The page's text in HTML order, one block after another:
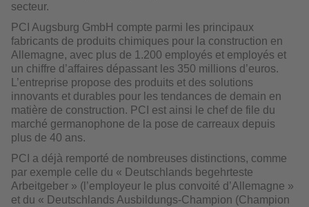
secteur.
PCI Augsburg GmbH compte parmi les principaux
fabricants de produits chimiques pour la construction en
Allemagne, avec plus de 1.200 employés et employés et
un chiffre d’affaires dépassant les 350 millions d’euros.
L’entreprise propose des produits et des solutions
innovants et durables pour les tendances de demain en
matière de construction. PCI est ainsi le chef de file du
marché germanophone de la pose de carreaux depuis
plus de 40 ans.
PCI a déjà remporté de nombreuses distinctions, comme
par exemple celle du « Deutschlands begehrteste
Arbeitgeber » (l’employeur le plus convoité d’Allemagne »
et du « Deutschlands Ausbildungs-Champion (Champion